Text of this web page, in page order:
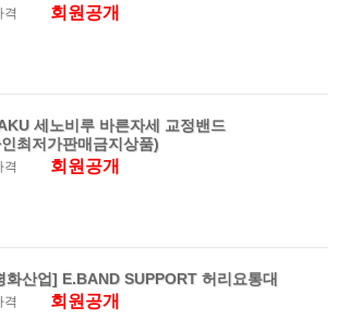
격 회원공개
세노비루 바른자세 교정밴드
최저가판매금지상품)
격 회원공개
화산업] E.BAND SUPPORT 허리요통대
격 회원공개